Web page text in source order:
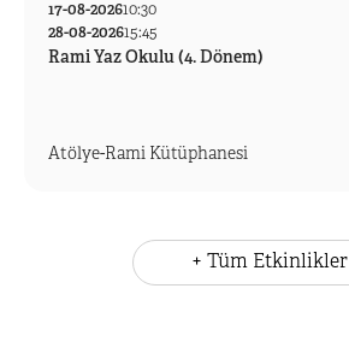
17-08-202610:30
28-08-202615:45
Rami Yaz Okulu (4. Dönem)
Atölye-Rami Kütüphanesi
+ Tüm Etkinlikler